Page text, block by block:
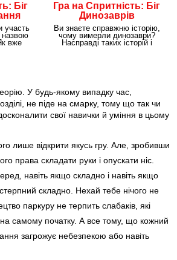
Біг
участь
назвою
вже
Гра на Спритність: Біг
Динозаврів
Ви знаєте справжню історію,
чому вимерли динозаври?
Насправді таких історій і
У будь-якому випадку час,
не піде на смарку, тому що так чи
свої навички й уміння в цьому
лише відкрити якусь гру. Але, зробивши
права складати руки і опускати ніс.
навіть якщо складно і навіть якщо
складно. Нехай тебе нічого не
паркуру не терпить слабаків, які
самому початку. А все тому, що кожний
загрожує небезпекою або навіть